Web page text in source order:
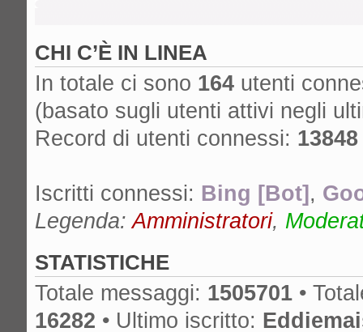
è spostato su un altro forum? Grazie!
gio ago 01, 2024 11:25 am
edmondo
»lA mcx NON è MICA
dom lug 14, 2024 6:50 pm
nikman» Se l'hai presa nuova, ma
gio lug 04, 2024 10:01 am
masdau»ciao a tutti. Ho comprato
cassa lato sotto. non si vede tanto ma
CHI C’È IN LINEA
In totale ci sono 164 utenti
(basato sugli utenti attivi negli
Record di utenti connessi: 13848
Iscritti connessi: Bing [Bot] ,
Legenda:Amministratori,
STATISTICHE
Totale messaggi: 1505701 •
16282 • Ultimo iscritto: